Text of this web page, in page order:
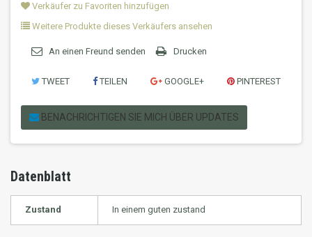
Verkäufer zu Favoriten hinzufügen
Weitere Produkte dieses Verkäufers ansehen
An einen Freund senden Drucken
TWEET TEILEN GOOGLE+ PINTEREST
BENACHRICHTIGEN SIE MICH ÜBER UPDATES
Datenblatt
Zustand In einem guten zustand